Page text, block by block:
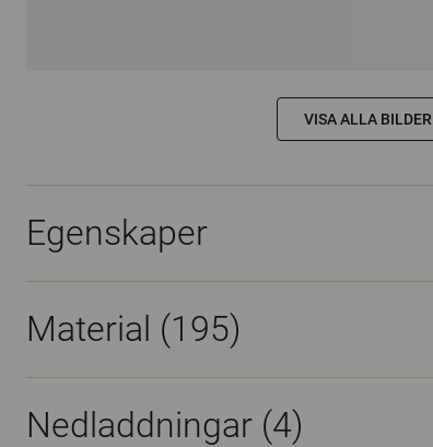
VISA ALLA BILDER
Egenskaper
Material (195)
Nedladdningar (4)